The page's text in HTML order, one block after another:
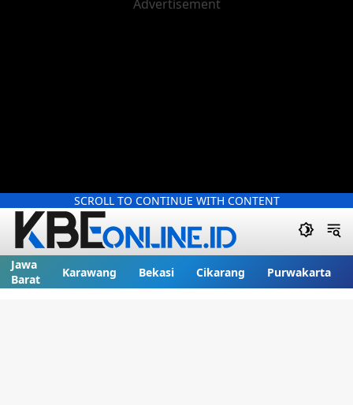
SCROLL TO CONTINUE WITH CONTENT
Jawa
Barat
Karawang Bekasi Cikarang Purwakarta